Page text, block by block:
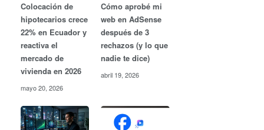
Colocación de
hipotecarios crece
22% en Ecuador y
reactiva el
mercado de
vivienda en 2026
mayo 20, 2026
Cómo aprobé mi
web en AdSense
después de 3
rechazos (y lo que
nadie te dice)
abril 19, 2026